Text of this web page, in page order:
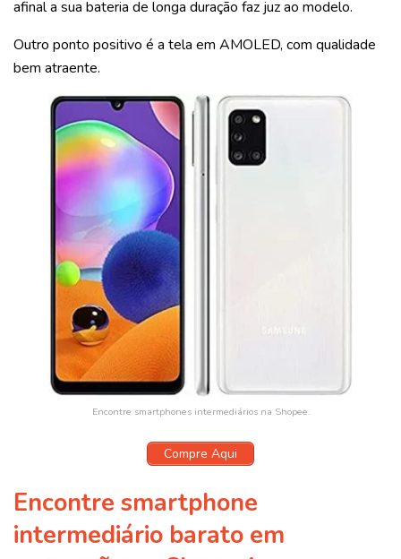
afinal a sua bateria de longa duração faz juz ao modelo.
Outro ponto positivo é a tela em AMOLED, com qualidade
bem atraente.
Encontre smartphones intermediários na Shopee.
Compre Aqui
Encontre smartphone
intermediário barato em